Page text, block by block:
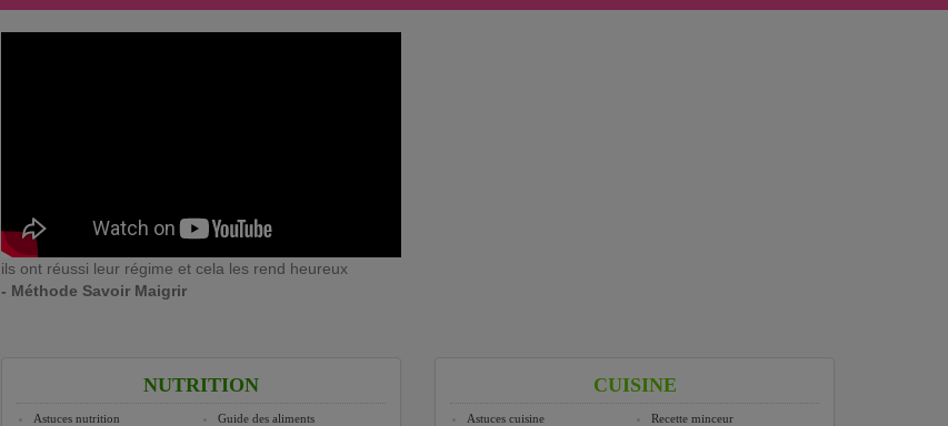
ils ont réussi leur régime et cela les rend heureux
- Méthode Savoir Maigrir
NUTRITION
Astuces nutrition
Guide des aliments
CUISINE
Astuces cuisine
Recette minceur